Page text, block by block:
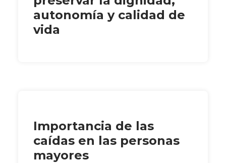
autonomía y calidad de
vida
Importancia de las
caídas en las personas
mayores